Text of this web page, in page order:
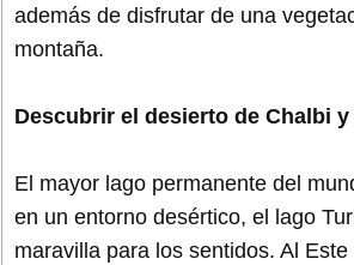
además de disfrutar de una
montaña.
Descubrir el desierto de Chalbi
El mayor lago permanente del
en un entorno desértico, el lago
maravilla para los sentidos. Al